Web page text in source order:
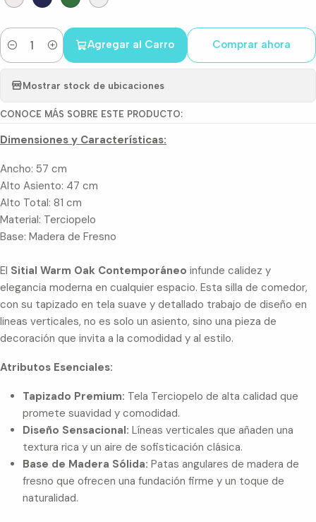
Cantidad
Agregar al Carro Comprar ahora
Mostrar stock de ubicaciones
CONOCE MÁS SOBRE ESTE PRODUCTO:
Dimensiones y Características:
Ancho: 57 cm
Alto Asiento: 47 cm
Alto Total: 81 cm
Material: Terciopelo
Base: Madera de Fresno
El Sitial Warm Oak Contemporáneo infunde calidez y
elegancia moderna en cualquier espacio. Esta silla de comedor,
con su tapizado en tela suave y detallado trabajo de diseño en
lineas verticales, no es solo un asiento, sino una pieza de
decoración que invita a la comodidad y al estilo.
Atributos Esenciales:
Tapizado Premium: Tela Terciopelo de alta calidad que
promete suavidad y comodidad.
Diseño Sensacional: Líneas verticales que añaden una
textura rica y un aire de sofisticación clásica.
Base de Madera Sólida: Patas angulares de madera de
fresno que ofrecen una fundación firme y un toque de
naturalidad.